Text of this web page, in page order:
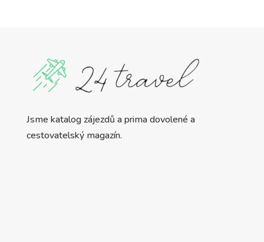
Jsme katalog zájezdů a prima dovolené a
cestovatelský magazín.